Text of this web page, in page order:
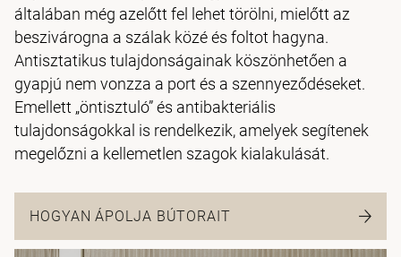
általában még azelőtt fel lehet törölni, mielőtt az
beszivárogna a szálak közé és foltot hagyna.
Antisztatikus tulajdonságainak köszönhetően a
gyapjú nem vonzza a port és a szennyeződéseket.
Emellett „öntisztuló” és antibakteriális
tulajdonságokkal is rendelkezik, amelyek segítenek
megelőzni a kellemetlen szagok kialakulását.
HOGYAN ÁPOLJA BÚTORAIT